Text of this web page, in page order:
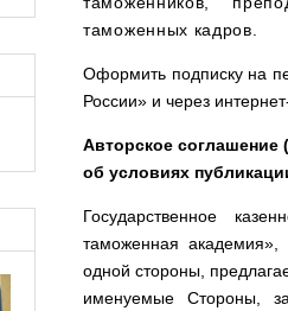
таможенных кадров.
Оформить подписку на
России» и через
Авторское соглашение
об условиях
Государственное
таможенная
одной стороны,
именуемые Стороны,